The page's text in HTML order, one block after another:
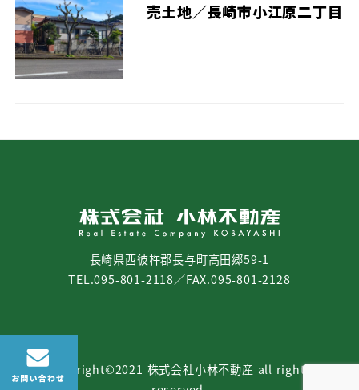
売土地／長崎市小江原二丁目
長崎県西彼杵郡長与町高田郷59-1
TEL.095-801-2118／FAX.095-801-2128
copyright©2021 株式会社小林不動産 all rights